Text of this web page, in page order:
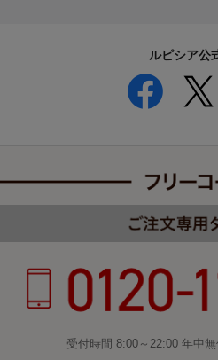
ルピシア公
受付時間 8:00～22:00 年中無